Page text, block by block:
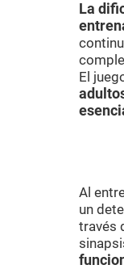
La
El
Al
un
través